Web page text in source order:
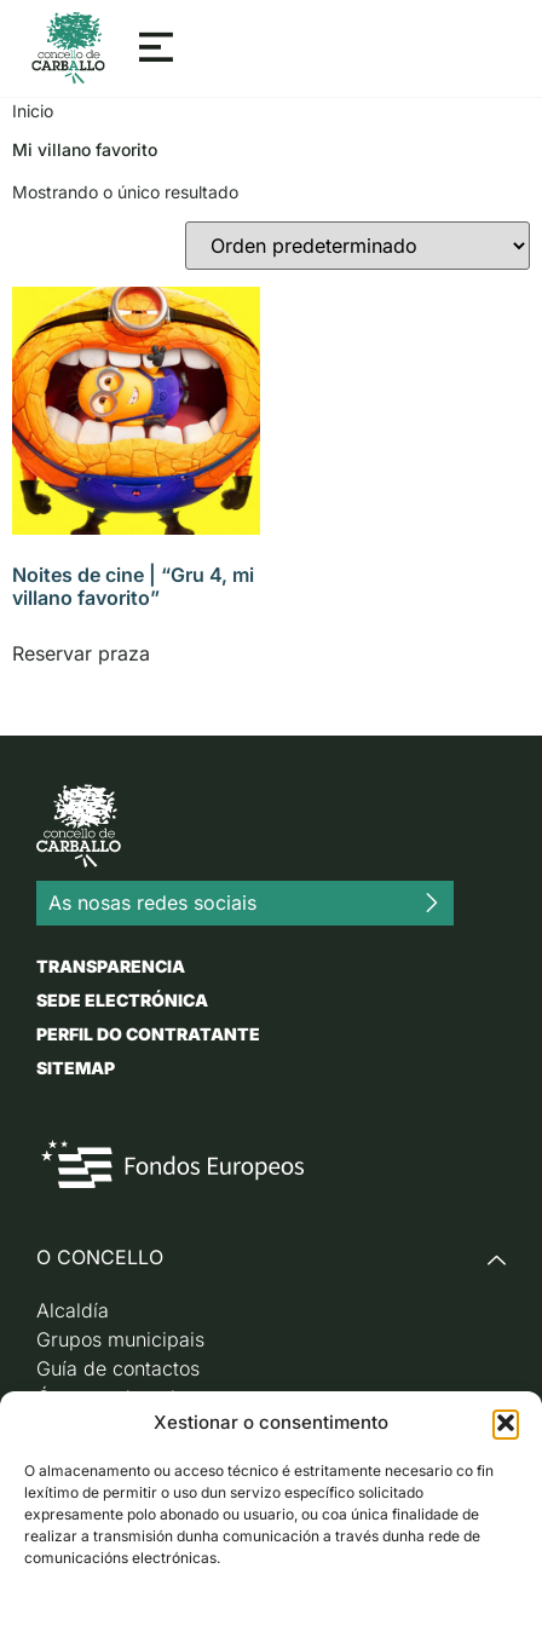
Xestionar o consentimento
O almacenamento ou acceso técnico é estritamente necesario co fin
lexítimo de permitir o uso dun servizo específico solicitado
expresamente polo abonado ou usuario, ou coa única finalidade de
realizar a transmisión dunha comunicación a través dunha rede de
comunicacións electrónicas.
Inicio
Mi villano favorito
Mostrando o único resultado
Noites de cine | “Gru 4, mi
villano favorito”
Reservar praza
As nosas redes sociais
TRANSPARENCIA
SEDE ELECTRÓNICA
PERFIL DO CONTRATANTE
SITEMAP
O CONCELLO
Alcaldía
Grupos municipais
Guía de contactos
Órganos de goberno
Acceso a videoactas
xunta de goberno local
Imaxe corporativa
CARBALLO AO DÍA